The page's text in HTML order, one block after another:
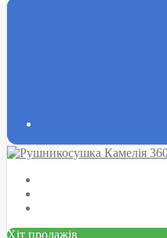
Хіт продажів